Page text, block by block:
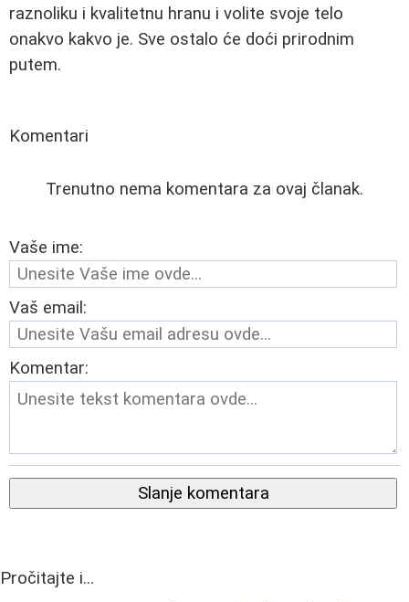
raznoliku i kvalitetnu hranu i volite svoje telo
onakvo kakvo je. Sve ostalo će doći prirodnim
putem.
Komentari
Trenutno nema komentara za ovaj članak.
Vaše ime:
Vaš email:
Komentar:
Slanje komentara
Pročitajte i...